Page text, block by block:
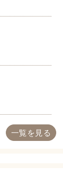
一覧を見る